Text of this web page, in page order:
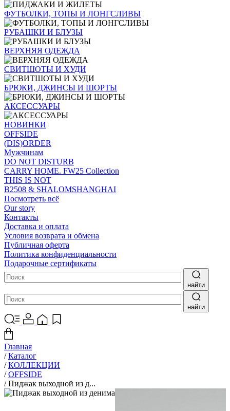
ФУТБОЛКИ, ТОПЫ И ЛОНГСЛИВЫ
РУБАШКИ И БЛУЗЫ
ВЕРХНЯЯ ОДЕЖДА
СВИТШОТЫ И ХУДИ
БРЮКИ, ДЖИНСЫ И ШОРТЫ
АКСЕССУАРЫ
НОВИНКИ
OFFSIDE
(DIS)ORDER
Мужчинам
DO NOT DISTURB
CARRY HOME. FW25 Collection
THIS IS NOT
B2508 & SHALOMSHANGHAI
Посмотреть всё
Our story
Контакты
Доставка и оплата
Условия возврата и обмена
Публичная оферта
Политика конфиденциальности
Подарочные сертификаты
найти
найти
Главная
/ Каталог
/ КОЛЛЕКЦИИ
/ OFFSIDE
/ Пиджак выходной из д...